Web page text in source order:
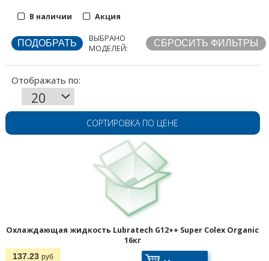
В наличии
Акция
ВЫБРАНО
МОДЕЛЕЙ:
СОРТИРОВКА ПО ЦЕНЕ
Охлаждающая жидкость Lubratech G12++ Super Colex Organic
16кг
137.23 руб